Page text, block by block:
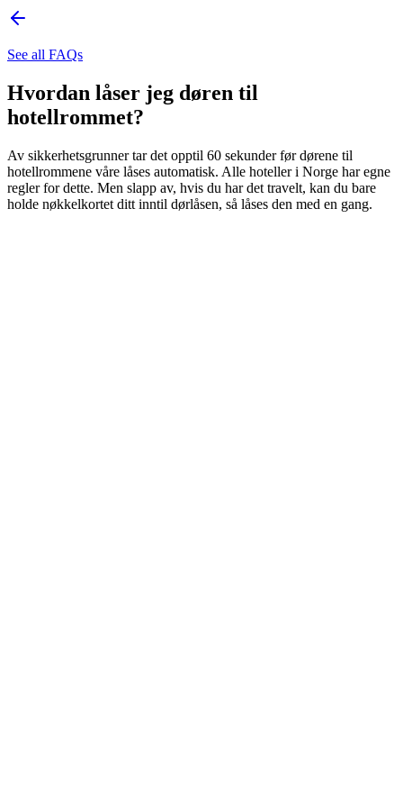
See all FAQs
Hvordan låser jeg døren til
hotellrommet?
Av sikkerhetsgrunner tar det opptil 60 sekunder før dørene til
hotellrommene våre låses automatisk. Alle hoteller i Norge har egne
regler for dette. Men slapp av, hvis du har det travelt, kan du bare
holde nøkkelkortet ditt inntil dørlåsen, så låses den med en gang.